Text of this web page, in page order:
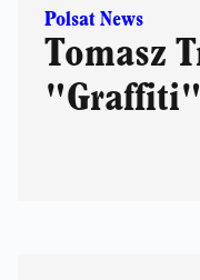
Polsat News
Tomasz
"Graffiti"